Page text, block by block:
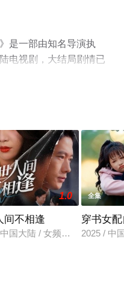
是一部由知名导演执
电视剧，大结局剧情已
无删减完整版电视剧全
1.0
间不相逢
国大陆 / 女频恋爱
全集
穿书女
2025 / 中